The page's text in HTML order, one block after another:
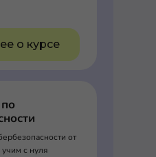
о курсе
от
с нуля